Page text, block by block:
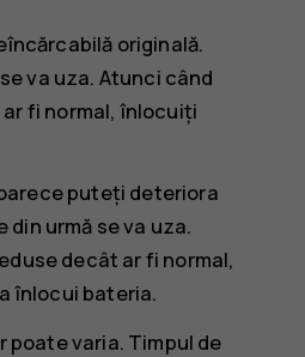
originală.
va uza. Atunci când
fi normal, înlocuiți
puteți deteriora
urmă se va uza.
decât ar fi normal,
înlocui bateria.
varia. Timpul de